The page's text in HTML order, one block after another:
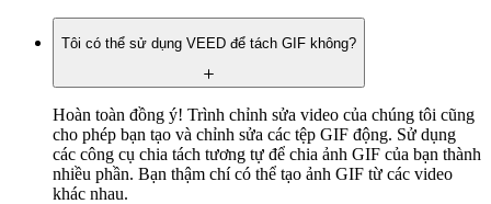
Tôi có thể sử dụng VEED để tách GIF không?
Hoàn toàn đồng ý! Trình chỉnh sửa video của chúng tôi cũng
cho phép bạn tạo và chỉnh sửa các tệp GIF động. Sử dụng
các công cụ chia tách tương tự để chia ảnh GIF của bạn thành
nhiều phần. Bạn thậm chí có thể tạo ảnh GIF từ các video
khác nhau.